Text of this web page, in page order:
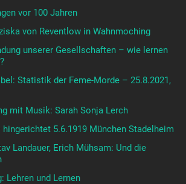
vor 100 Jahren
von Reventlow in Wahnmoching
unserer Gesellschaften – wie lernen
Statistik der Feme-Morde – 25.8.2021,
mit Musik: Sarah Sonja Lerch
hingerichtet 5.6.1919 München Stadelheim
Landauer, Erich Mühsam: Und die
Lehren und Lernen